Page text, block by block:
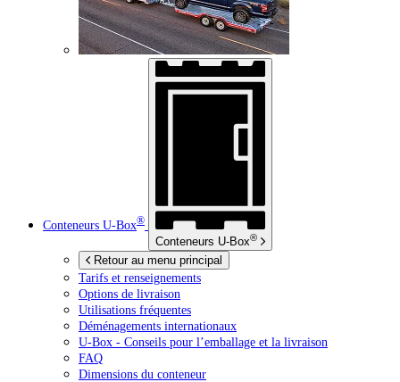
Conteneurs U-Box®
Conteneurs U-Box®
Retour au menu principal
Tarifs et renseignements
Options de livraison
Utilisations fréquentes
Déménagements internationaux
U-Box - Conseils pour l’emballage et la livraison
FAQ
Dimensions du conteneur